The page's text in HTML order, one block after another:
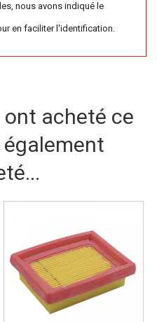
nous avons indiqué le
en faciliter l'identification.
acheté ce